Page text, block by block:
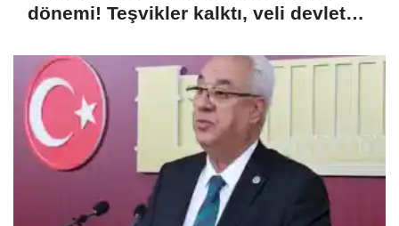
dönemi! Teşvikler kalktı, veli devlet